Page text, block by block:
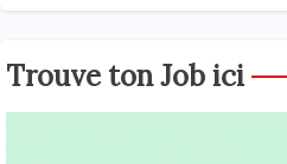
Trouve ton Job ici